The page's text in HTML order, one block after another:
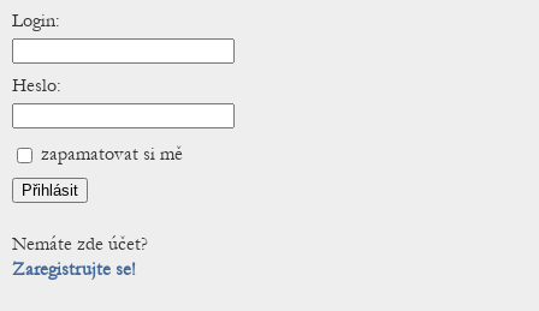
Login:
Heslo:
zapamatovat si mě
Nemáte zde účet?
Zaregistrujte se!